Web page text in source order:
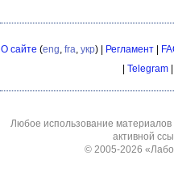
О сайте (eng, fra, укр) | Регламент|
Telegram
Любое использование материалов
активной
© 2005-2026